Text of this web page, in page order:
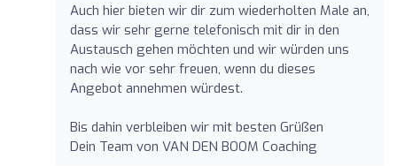
Auch hier bieten wir dir zum wiederholten Male an,
dass wir sehr gerne telefonisch mit dir in den
Austausch gehen möchten und wir würden uns
nach wie vor sehr freuen, wenn du dieses
Angebot annehmen würdest.
Bis dahin verbleiben wir mit besten Grüßen
Dein Team von VAN DEN BOOM Coaching